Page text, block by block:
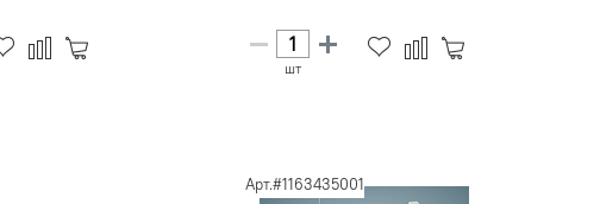
шт
Арт.#1163435001